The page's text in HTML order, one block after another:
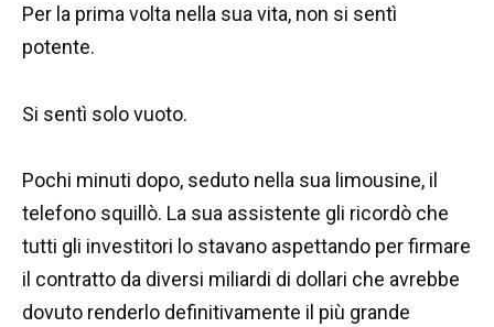
Per la prima volta nella sua vita, non si sentì
potente.
Si sentì solo vuoto.
Pochi minuti dopo, seduto nella sua limousine, il
telefono squillò. La sua assistente gli ricordò che
tutti gli investitori lo stavano aspettando per firmare
il contratto da diversi miliardi di dollari che avrebbe
dovuto renderlo definitivamente il più grande